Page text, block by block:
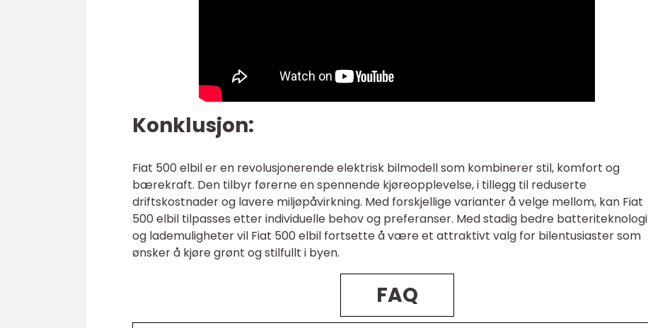
Konklusjon:
Fiat 500 elbil er en revolusjonerende elektrisk bilmodell som kombinerer stil, komfort og
bærekraft. Den tilbyr førerne en spennende kjøreopplevelse, i tillegg til reduserte
driftskostnader og lavere miljøpåvirkning. Med forskjellige varianter å velge mellom, kan Fiat
500 elbil tilpasses etter individuelle behov og preferanser. Med stadig bedre batteriteknologi
og lademuligheter vil Fiat 500 elbil fortsette å være et attraktivt valg for bilentusiaster som
ønsker å kjøre grønt og stilfullt i byen.
FAQ